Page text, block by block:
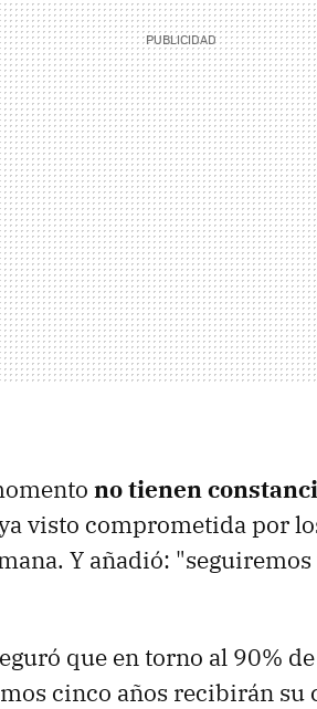
no tienen
visto comprometida por
Y añadió:
que en torno al 90%
cinco años recibirán su